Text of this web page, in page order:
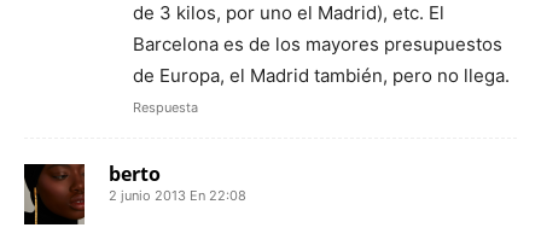
de 3 kilos, por uno el Madrid), etc. El
Barcelona es de los mayores presupuestos
de Europa, el Madrid también, pero no llega.
Respuesta
berto
2 junio 2013 En 22:08